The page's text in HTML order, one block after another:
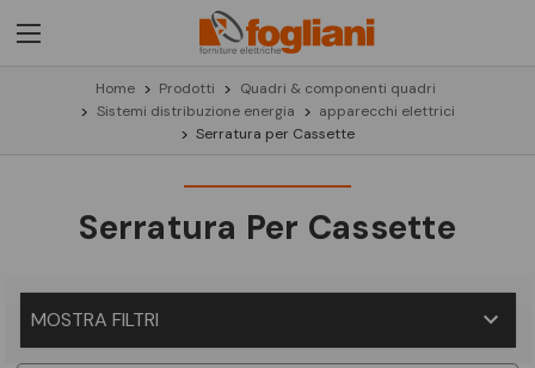
Home Prodotti
Quadri & componenti quadri
Sistemi distribuzione energia
apparecchi elettrici
Serratura per Cassette
Serratura Per Cassette
MOSTRA FILTRI